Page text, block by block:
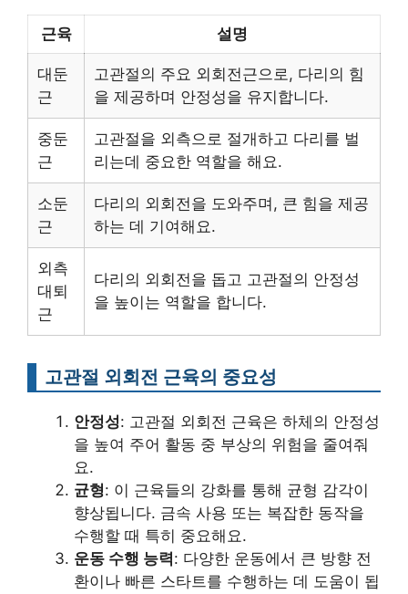
근육 설명
대둔
근
고관절의 주요 외회전근으로, 다리의 힘
을 제공하며 안정성을 유지합니다.
중둔
근
고관절을 외측으로 절개하고 다리를 벌
리는데 중요한 역할을 해요.
소둔
근
다리의 외회전을 도와주며, 큰 힘을 제공
하는 데 기여해요.
외측
대퇴
근
다리의 외회전을 돕고 고관절의 안정성
을 높이는 역할을 합니다.
고관절 외회전 근육의 중요성
안정성: 고관절 외회전 근육은 하체의 안정성
을 높여 주어 활동 중 부상의 위험을 줄여줘
요.
균형: 이 근육들의 강화를 통해 균형 감각이
향상됩니다. 금속 사용 또는 복잡한 동작을
수행할 때 특히 중요해요.
운동 수행 능력: 다양한 운동에서 큰 방향 전
환이나 빠른 스타트를 수행하는 데 도움이 됩